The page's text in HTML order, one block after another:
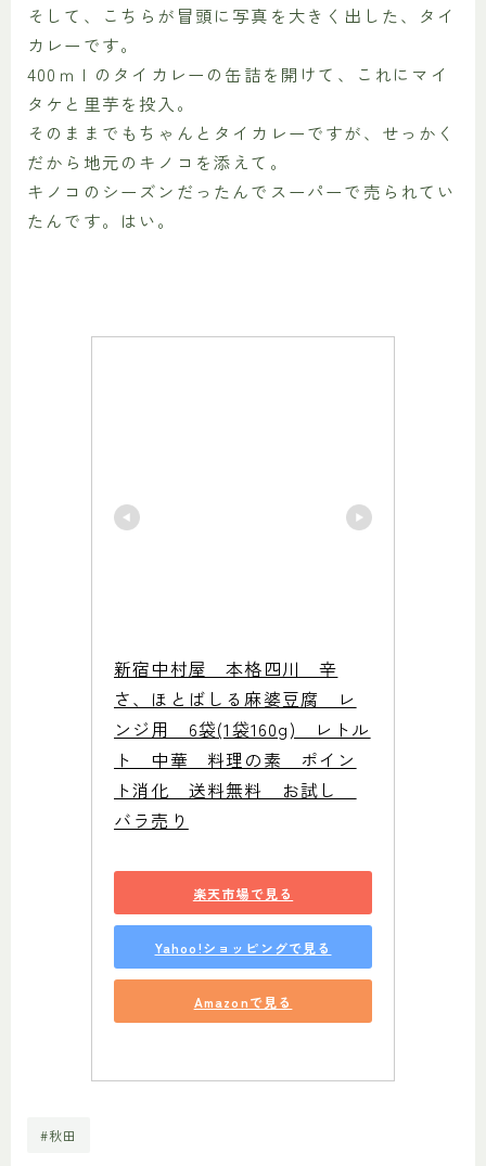
そして、こちらが冒頭に写真を大きく出した、タイ
カレーです。
400ｍｌのタイカレーの缶詰を開けて、これにマイ
タケと里芋を投入。
そのままでもちゃんとタイカレーですが、せっかく
だから地元のキノコを添えて。
キノコのシーズンだったんでスーパーで売られてい
たんです。はい。
新宿中村屋　本格四川　辛
さ、ほとばしる麻婆豆腐　レ
ンジ用　6袋(1袋160g)　レトル
ト　中華　料理の素　ポイン
ト消化　送料無料　お試し
バラ売り
楽天市場で見る
Yahoo!ショッピングで見る
Amazonで見る
#秋田